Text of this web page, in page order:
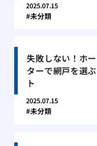
2025.07.15
未分類
失敗しない！ホ
ターで網戸を選
ト
2025.07.15
未分類